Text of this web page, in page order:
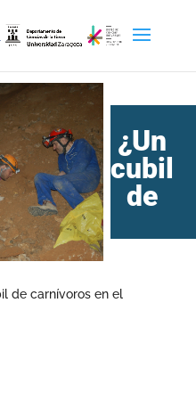
¿Un
cubil
de
de carnívoros en el